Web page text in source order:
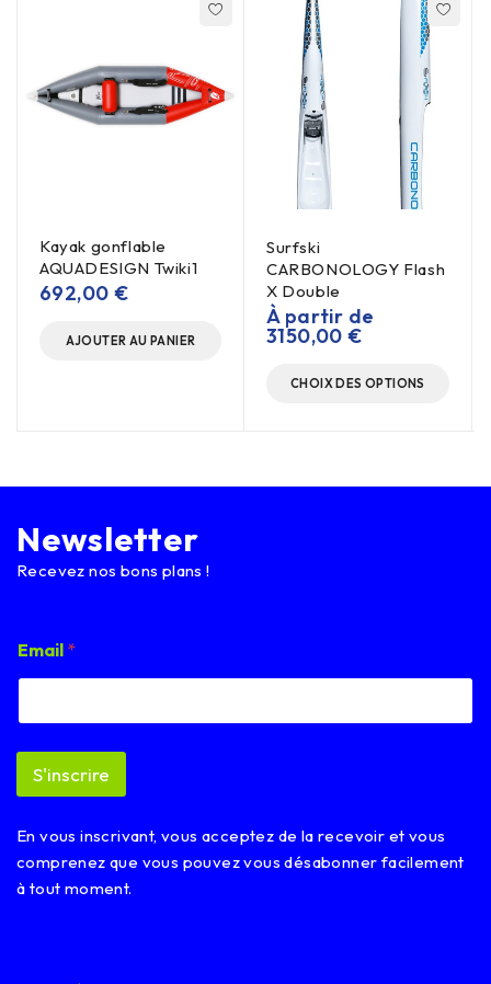
Kayak gonflable
AQUADESIGN Twiki1
692,00 €
AJOUTER AU PANIER
Surfski
CARBONOLOGY Flash
X Double
À partir de
3150,00€
CHOIX DES OPTIONS
Newsletter
Recevez nos bons plans !
m
a
l
m
i
E
m
a
Email *
S'inscrire
En vous inscrivant, vous acceptez de la recevoir et vous
comprenez que vous pouvez vous désabonner facilement
à tout moment.